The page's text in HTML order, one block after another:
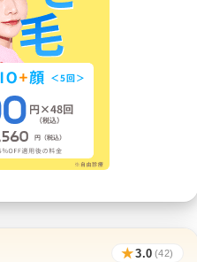
★3.0 (42)